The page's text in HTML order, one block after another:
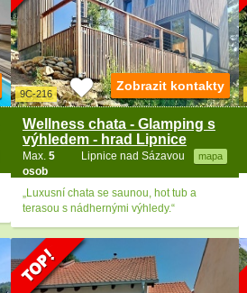
9C-216
Wellness chata - Glamping s
výhledem - hrad Lipnice
Lipnice nad Sázavou mapa
Max. 5
osob
Zobrazit kontakty
„Luxusní chata se saunou, hot tub a
terasou s nádhernými výhledy.“